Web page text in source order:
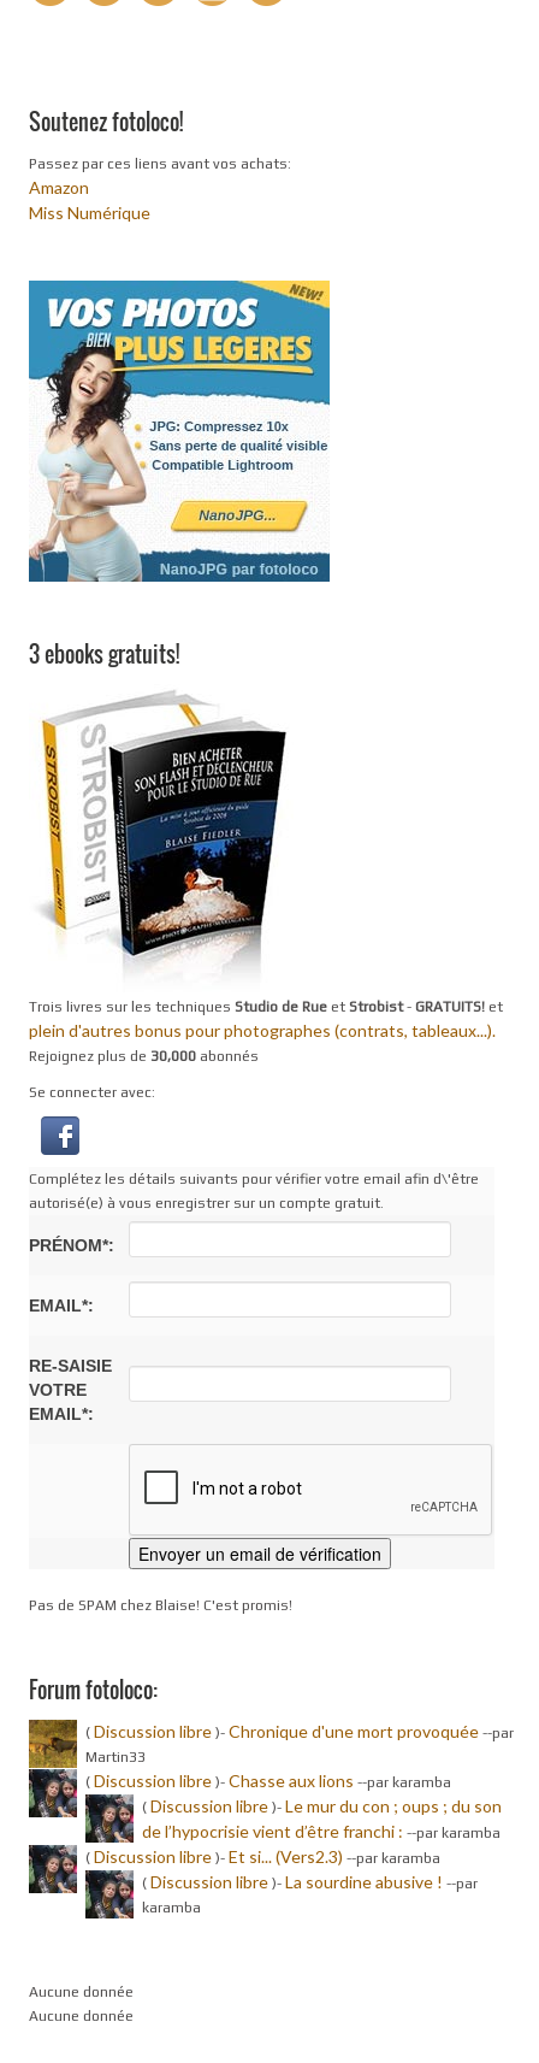
Soutenez fotoloco!
Passez par ces liens avant vos achats:
Amazon
Miss Numérique
3 ebooks gratuits!
Trois livres sur les techniques Studio de Rue et Strobist- GRATUITS! et
plein d'autres bonus pour photographes (contrats, tableaux...).
Rejoignez plus de 30,000 abonnés
Se connecter avec:
Complétez les détails suivants pour vérifier votre email afin d\'être
autorisé(e) à vous enregistrer sur un compte gratuit.
PRÉNOM*:
EMAIL*:
RE-SAISIE
VOTRE
EMAIL*:
Pas de SPAM chez Blaise! C'est promis!
Forum fotoloco:
( Discussion libre )- Chronique d'une mort provoquée --par
Martin33
( Discussion libre )- Chasse aux lions --par karamba
( Discussion libre )- Le mur du con ; oups ; du son
de l’hypocrisie vient d’être franchi : --par karamba
( Discussion libre )- Et si... (Vers2.3) --par karamba
( Discussion libre )- La sourdine abusive ! --par
karamba
Aucune donnée
Aucune donnée